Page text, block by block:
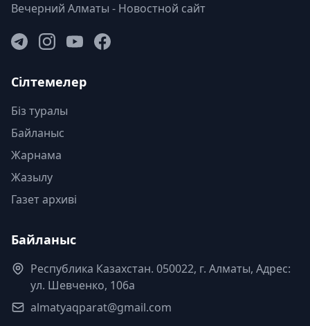
Вечерний Алматы - Новостной сайт
Сілтемелер
Біз туралы
Байланыс
Жарнама
Жазылу
Газет архиві
Байланыс
Республика Казахстан. 050022, г. Алматы, Адрес:
ул. Шевченко, 106а
almatyaqparat@gmail.com